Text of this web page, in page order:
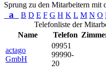
Sprung zu den Mitarbeitern mit
a B D E F G H K L M N O
Telefonliste der
Name
Telefon
actago
GmbH
09951
99990-
20